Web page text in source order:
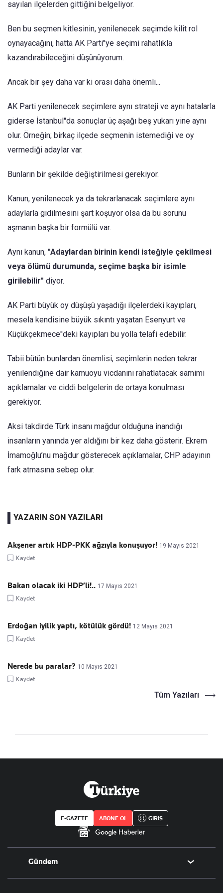
sayılan ilçelerden gittiğini belgeliyor.
Ben bu seçmen kitlesinin, yenilenecek seçimde kilit rol
oynayacağını, hatta AK Parti''ye seçimi rahatlıkla
kazandırabileceğini düşünüyorum.
Ancak bir şey daha var ki orası daha önemli...
AK Parti yenilenecek seçimlere aynı strateji ve aynı hatalarla
giderse İstanbul''da sonuçlar üç aşağı beş yukarı yine aynı
olur. Örneğin; birkaç ilçede seçmenin istemediği ve oy
vermediği adaylar var.
Bunların bir şekilde değiştirilmesi gerekiyor.
Kanun, yenilenecek ya da tekrarlanacak seçimlere aynı
adaylarla gidilmesini şart koşuyor olsa da bu sorunu
aşmanın başka bir formülü var.
Aynı kanun, "Adaylardan birinin kendi isteğiyle çekilmesi
veya ölümü durumunda, seçime başka bir isimle
girilebilir" diyor.
AK Parti büyük oy düşüşü yaşadığı ilçelerdeki kayıpları,
mesela kendisine büyük sıkıntı yaşatan Esenyurt ve
Küçükçekmece''deki kayıpları bu yolla telafi edebilir.
Tabii bütün bunlardan önemlisi, seçimlerin neden tekrar
yenilendiğine dair kamuoyu vicdanını rahatlatacak samimi
açıklamalar ve ciddi belgelerin de ortaya konulması
gerekiyor.
Aksi takdirde Türk insanı mağdur olduğuna inandığı
insanların yanında yer aldığını bir kez daha gösterir. Ekrem
İmamoğlu’nu mağdur gösterecek açıklamalar, CHP adayının
fark atmasına sebep olur.
YAZARIN SON YAZILARI
Akşener artık HDP-PKK ağzıyla konuşuyor! 19 Mayıs 2021
Kaydet
Bakan olacak iki HDP’li!.. 17 Mayıs 2021
Kaydet
Erdoğan iyilik yaptı, kötülük gördü! 12 Mayıs 2021
Kaydet
Nerede bu paralar? 10 Mayıs 2021
Kaydet
Tüm Yazıları
E-GAZETE ABONE OL GİRİŞ
Gündem
Politika